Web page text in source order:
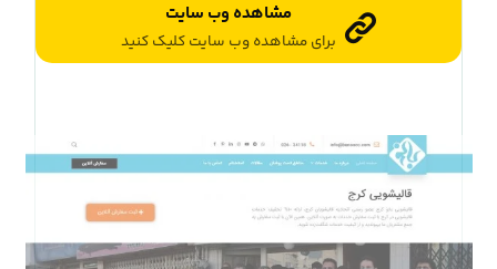
مشاهده وب سایت
برای مشاهده وب سایت کلیک کنید